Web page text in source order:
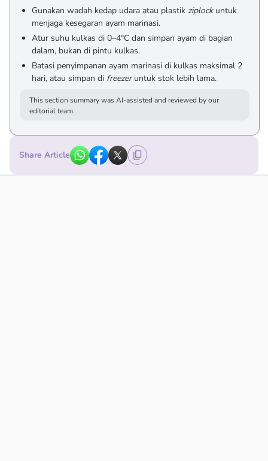
Gunakan wadah kedap udara atau plastik ziplockuntuk
menjaga kesegaran ayam marinasi.
Atur suhu kulkas di 0–4°C dan simpan ayam di bagian
dalam, bukan di pintu kulkas.
Batasi penyimpanan ayam marinasi di kulkas maksimal 2
hari, atau simpan di freezeruntuk stok lebih lama.
This section summary was AI-assisted and reviewed by our
editorial team.
Share Article